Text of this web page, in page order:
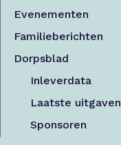
Evenementen
Familieberichten
Dorpsblad
Inleverdata
Laatste uitgaven
Sponsoren